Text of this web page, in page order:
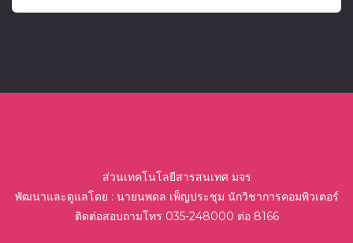
ส่วนเทคโนโลยีสารสนเทศ มจร
พัฒนาและดูแลโดย : นายนพดล เพ็ญประชุม นักวิชาการคอมพิวเตอร์
ติดต่อสอบถามโทร 035-248000 ต่อ 8166